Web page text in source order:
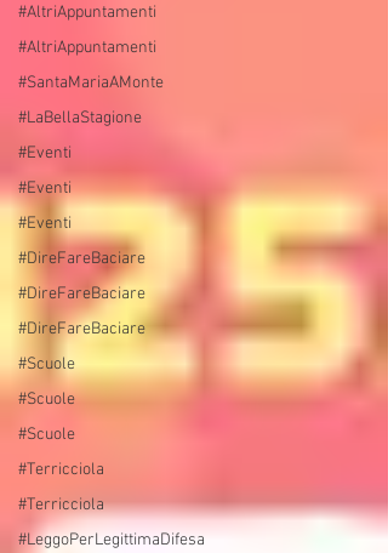
#AltriAppuntamenti
#AltriAppuntamenti
#SantaMariaAMonte
#LaBellaStagione
#Eventi
#Eventi
#Eventi
#DireFareBaciare
#DireFareBaciare
#DireFareBaciare
#Scuole
#Scuole
#Scuole
#Terricciola
#Terricciola
#LeggoPerLegittimaDifesa